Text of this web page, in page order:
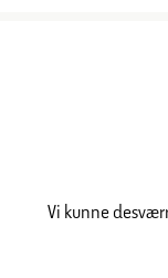
Vi kunne